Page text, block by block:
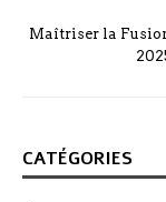
Maîtriser la
CATÉGORIES